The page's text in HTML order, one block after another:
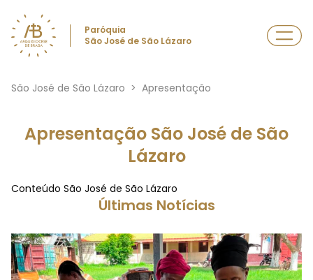
Paróquia
São José de São Lázaro
São José de São Lázaro > Apresentação
Apresentação São José de São
Lázaro
Conteúdo São José de São Lázaro
Últimas Notícias